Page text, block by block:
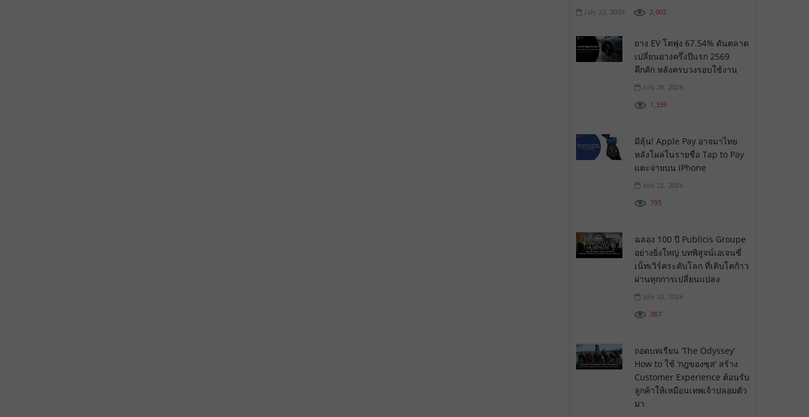
July 22, 2026 2,002
ยาง EV โตพุ่ง 67.54% ดันตลาด
เปลี่ยนยางครึ่งปีแรก 2569
คึกคัก หลังครบวงรอบใช้งาน
July 28, 2026
1,339
มีลุ้น! Apple Pay อาจมาไทย
หลังโผล่ในรายชื่อ Tap to Pay
แตะจ่ายบน iPhone
July 21, 2026
795
ฉลอง 100 ปี Publicis Groupe
อย่างยิ่งใหญ่ บทพิสูจน์เอเจนซี่
เน็ทเวิร์คระดับโลก ที่เติบโตก้าว
ผ่านทุกการเปลี่ยนแปลง
July 22, 2026
387
ถอดบทเรียน ‘The Odyssey’
How to ใช้ ‘กฎของซุส’ สร้าง
Customer Experience ต้อนรับ
ลูกค้าให้เหมือนเทพเจ้าปลอมตัว
มา